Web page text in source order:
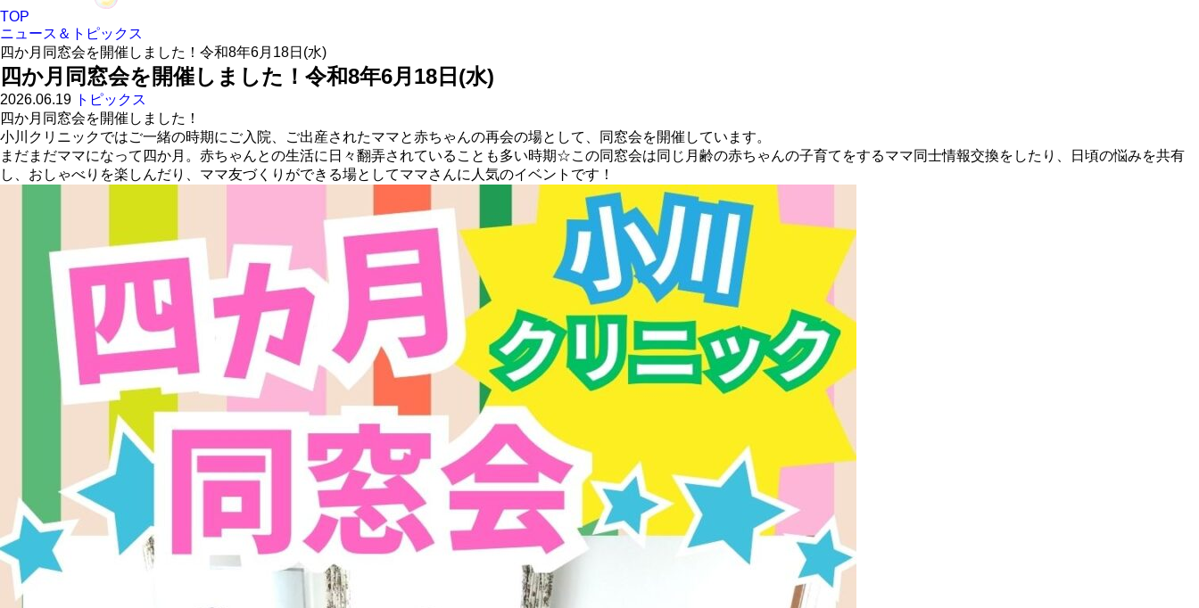
TOP
ニュース＆トピックス
四か月同窓会を開催しました！令和8年6月18日(水)
四か月同窓会を開催しました！令和8年6月18日(水)
2026.06.19 トピックス
四か月 同窓会を開催しました！
小川クリニックではご一緒の時期にご入院、ご出産されたママと赤ちゃんの再会の場として、同窓会を開催しています。
まだまだママになって 四か月 。赤ちゃんとの生活に日々翻弄されていることも多い時期☆この同窓会は同じ月齢の赤ちゃんの子育てをするママ同士情報交換をしたり、日頃の悩みを共有
し、おしゃべりを楽しんだり、ママ友づくりができる場としてママさんに人気のイベントです！